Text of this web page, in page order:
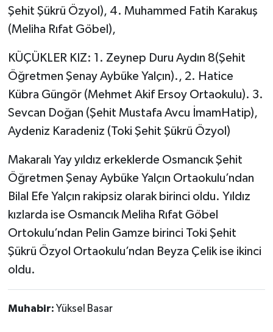
Şehit Şükrü Özyol), 4. Muhammed Fatih Karakuş
(Meliha Rıfat Göbel),
KÜÇÜKLER KIZ: 1. Zeynep Duru Aydın 8(Şehit
Öğretmen Şenay Aybüke Yalçın)., 2. Hatice
Kübra Güngör (Mehmet Akif Ersoy Ortaokulu). 3.
Sevcan Doğan (Şehit Mustafa Avcu İmamHatip),
Aydeniz Karadeniz (Toki Şehit Şükrü Özyol)
Makaralı Yay yıldız erkeklerde Osmancık Şehit
Öğretmen Şenay Aybüke Yalçın Ortaokulu’ndan
Bilal Efe Yalçın rakipsiz olarak birinci oldu. Yıldız
kızlarda ise Osmancık Meliha Rıfat Göbel
Ortokulu’ndan Pelin Gamze birinci Toki Şehit
Şükrü Özyol Ortaokulu’ndan Beyza Çelik ise ikinci
oldu.
Muhabir: Yüksel Basar